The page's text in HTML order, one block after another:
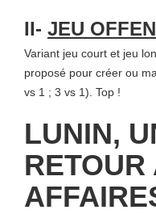
II- JEU
Variant jeu court et jeu
proposé pour créer ou
vs 1 ; 3 vs 1). Top !
LUNIN,
RETOUR